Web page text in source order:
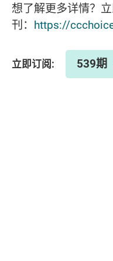
想了解更多详情？
刊： https://
立即订阅: 539期